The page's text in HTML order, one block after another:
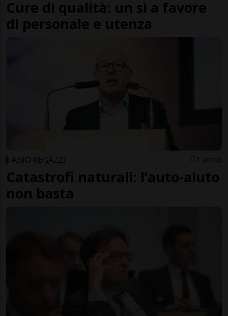
Cure di qualità: un sì a favore
di personale e utenza
FABIO REGAZZI 1 anno
Catastrofi naturali: l’auto-aiuto
non basta